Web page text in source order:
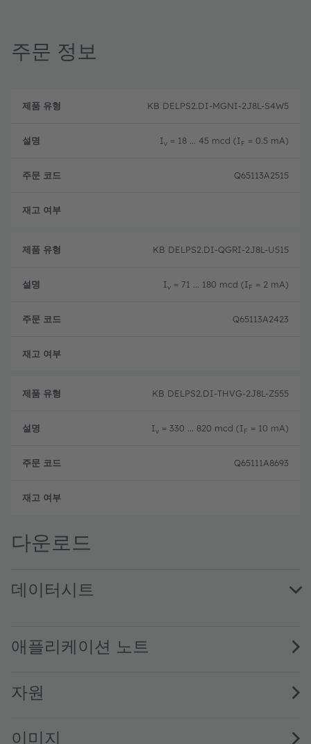
주문 정보
품
설
KB DELPS2.DI-MGNI-2J8L-S4W5
Iv = 18 ... 45 mcd (IF = 0.5 mA)
Q65113A2515
KB DELPS2.DI-QGRI-2J8L-U515
Iv = 71 ... 180 mcd (IF = 2 mA)
Q65113A2423
KB DELPS2.DI-THVG-2J8L-Z555
Iv = 330 ... 820 mcd (IF = 10 mA)
Q65111A8693
다운로드
데이터시트
애플리케이션 노트
자원
이미지